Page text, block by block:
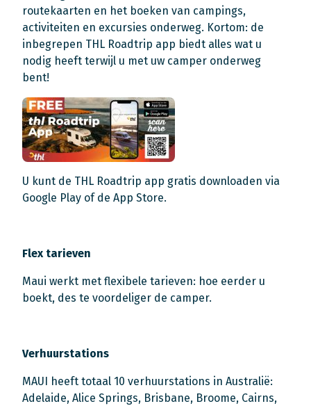
routekaarten en het boeken van campings,
activiteiten en excursies onderweg. Kortom: de
inbegrepen THL Roadtrip app biedt alles wat u
nodig heeft terwijl u met uw camper onderweg
bent!
U kunt de THL Roadtrip app gratis downloaden via
Google Play of de App Store.
Flex tarieven
Maui werkt met flexibele tarieven: hoe eerder u
boekt, des te voordeliger de camper.
Verhuurstations
MAUI heeft totaal 10 verhuurstations in Australië:
Adelaide, Alice Springs, Brisbane, Broome, Cairns,